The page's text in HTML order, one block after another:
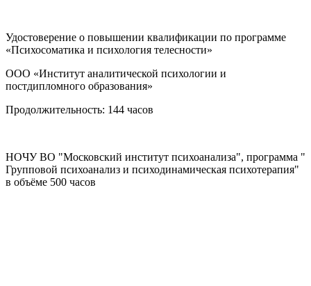
Удостоверение о повышении квалификации по программе
«Психосоматика и психология телесности»
ООО «Институт аналитической психологии и
постдипломного образования»
Продолжительность: 144 часов
НОЧУ ВО "Московский институт психоанализа", программа "
Групповой психоанализ и психодинамическая психотерапия"
в объёме 500 часов